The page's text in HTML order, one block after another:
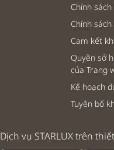
Chính
Chính sách
Cam kết
Quyền sở
của Trang
Kế hoạch
Tuyên bố
Dịch vụ STARLUX trên